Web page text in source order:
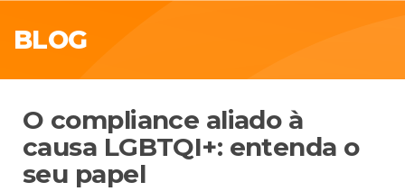
BLOG
O compliance aliado à
causa LGBTQI+: entenda o
seu papel